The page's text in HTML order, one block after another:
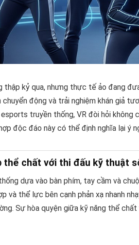
thập kỷ qua, nhưng thực tế ảo đang
chuyển động và trải nghiệm khán giả
truyền thống, VR đòi hỏi không
độc đáo này có thể định nghĩa lại ý
thể chất với thi đấu kỹ thuật
dựa vào bàn phím, tay cầm và
và thể lực bên cạnh phản xạ nhanh
Sự hòa quyện giữa kỹ năng thể